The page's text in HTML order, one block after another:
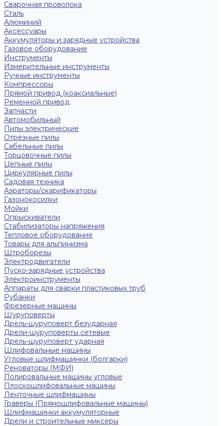
Сварочная проволока
Сталь
Алюминий
Аксессуары
Аккумуляторы и зарядные устройства
Газовое оборудование
Инструменты
Измерительные инструменты
Ручные инструменты
Компрессоры
Прямой привод (коаксиальные)
Ременной привод
Запчасти
Автомобильный
Пилы электрические
Отрезные пилы
Сабельные пилы
Торцовочные пилы
Цепные пилы
Циркулярные пилы
Садовая техника
Аэраторы/скарификаторы
Газонокосилки
Мойки
Опрыскиватели
Стабилизаторы напряжения
Тепловое оборудование
Товары для альпинизма
Штроборезы
Электродвигатели
Пуско-зарядные устройства
Электроинструменты
Аппараты для сварки пластиковых труб
Рубанки
Фрезерные машины
Шуруповерты
Дрель-шуруповерт безударная
Дрели-шуруповерты сетевые
Дрель-шуруповерт ударная
Шлифовальные машины
Угловые шлифмашинки (болгарки)
Реноваторы (МФИ)
Полировальные машины угловые
Плоскошлифовальные машины
Ленточные шлифмашины
Граверы (Прямошлифовальные машины)
Шлифмашинки аккумуляторные
Дрели и строительные миксеры